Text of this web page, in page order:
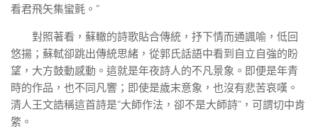
看君飛矢集蠻氈。”
對照著看，蘇轍的詩歌貼合傳統，抒下情而通諷喻，低回
悠揚；蘇軾卻跳出傳統思緒，從郭氏話語中看到自立自強的盼
望，大方鼓動感動。這就是年夜詩人的不凡景象。即便是年青
時的作品，也不同凡響；即使是歲末意象，也沒有悲苦哀嘆。
清人王文誥稱這首詩是“大師作法，卻不是大師詩”，可謂切中肯
綮。